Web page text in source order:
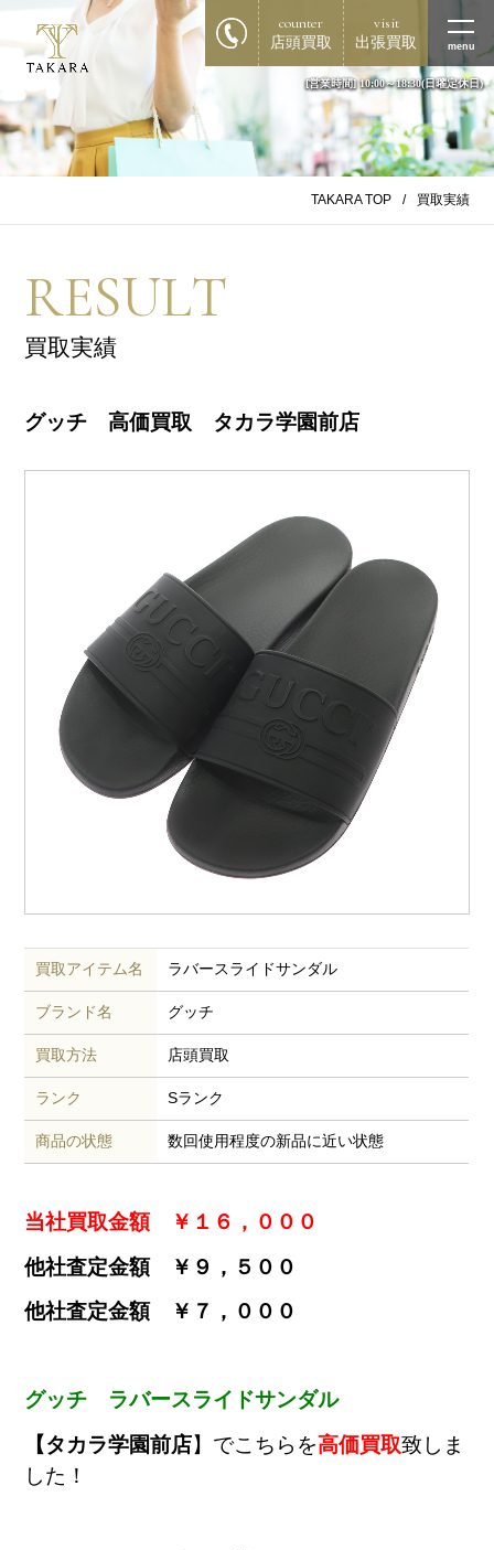
counter
店頭買取
visit
出張買取 menu
[営業時間] 10:00～18:30(日曜定休日)
TAKARA TOP 買取実績
RESULT
買取実績
グッチ 高価買取 タカラ学園前店
買取アイテム名 ラバースライドサンダル
ブランド名 グッチ
買取方法 店頭買取
ランク Sランク
商品の状態 数回使用程度の新品に近い状態
当社買取金額 ￥１６，０００
他社査定金額 ￥９，５００
他社査定金額 ￥７，０００
グッチ ラバースライドサンダル
【タカラ学園前店】でこちらを高価買取致しま
した！